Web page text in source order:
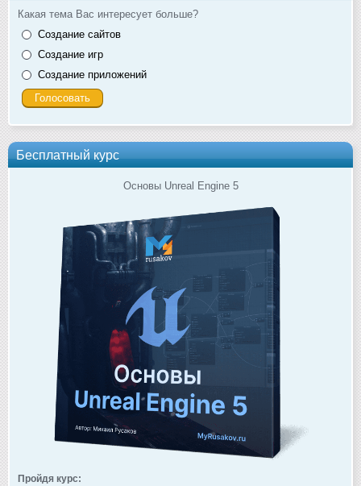
Какая тема Вас интересует больше?
Создание сайтов
Создание игр
Создание приложений
Бесплатный курс
Основы Unreal Engine 5
Пройдя курс: